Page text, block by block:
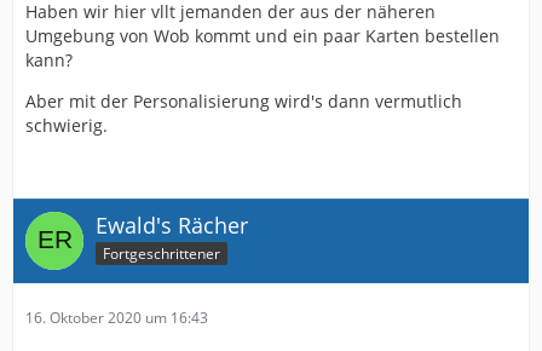
Haben wir hier vllt jemanden der aus der näheren
Umgebung von Wob kommt und ein paar Karten bestellen
kann?
Aber mit der Personalisierung wird's dann vermutlich
schwierig.
Ewald's Rächer
Fortgeschrittener
16. Oktober 2020 um 16:43